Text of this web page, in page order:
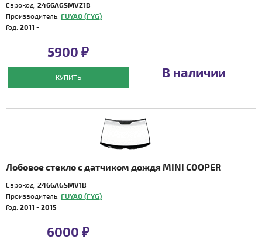
Еврокод: 2466AGSMVZ1B
Производитель: FUYAO (FYG)
Год: 2011 -
5900 ₽
КУПИТЬ В наличии
Лобовое стекло с датчиком дождя MINI COOPER
Еврокод: 2466AGSMV1B
Производитель: FUYAO (FYG)
Год: 2011 - 2015
6000 ₽